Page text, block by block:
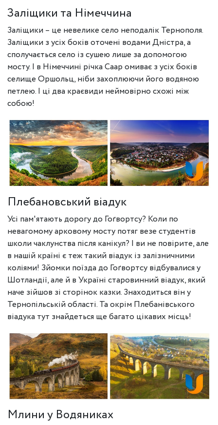
Заліщики та Німеччина
Заліщики – це невелике село неподалік Тернополя.
Заліщики з усіх боків оточені водами Дністра, а
сполучається село із сушею лише за допомогою
мосту. І в Німеччині річка Саар омиває з усіх боків
селище Оршольц, ніби захоплюючи його водяною
петлею. І ці два краєвиди неймовірно схожі між
собою!
Плебановський віадук
Усі пам'ятають дорогу до Гоґвортсу? Коли по
невагомому арковому мосту потяг везе студентів
школи чаклунства після канікул? І ви не повірите, але
в нашій країні є теж такий віадук із залізничними
коліями! Зйомки поїзда до Гоґвортсу відбувалися у
Шотландії, але й в Україні старовинний віадук, який
наче зійшов зі сторінок казки. Знаходиться він у
Тернопільській області. Та окрім Плебанівського
віадука тут знайдеться ще багато цікавих місць!
Млини у Водяниках